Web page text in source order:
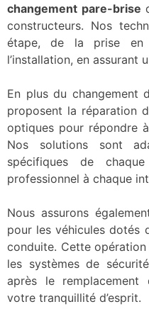
changement pare-brise
constructeurs. Nos
étape, de la prise en
l’installation, en assurant
En plus du changement
proposent la réparation
optiques pour répondre
Nos solutions sont
spécifiques de
professionnel à chaque
Nous assurons
pour les véhicules dotés
conduite. Cette
les systèmes de
après le remplacement
votre tranquillité d’esprit.